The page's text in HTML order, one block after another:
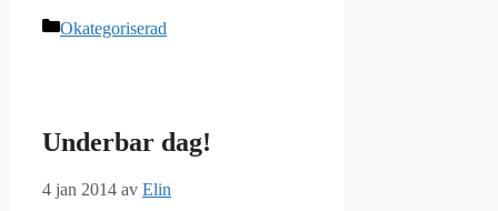
Kategorier
Okategoriserad
Underbar dag!
4 jan 2014 av Elin